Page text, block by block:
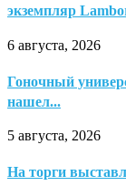
экземпляр
6 августа, 2026
Гоночный
нашел...
5 августа, 2026
На торги